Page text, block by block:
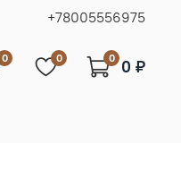
+78005556975
0 0 0 0 ₽